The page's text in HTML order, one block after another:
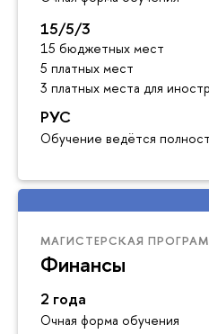
15/5/3
15 бюджетных мест
5 платных мест
3 платных места для
РУС
Обучение ведётся
МАГИСТЕРСКАЯ
Финансы
2 года
Очная форма обучения